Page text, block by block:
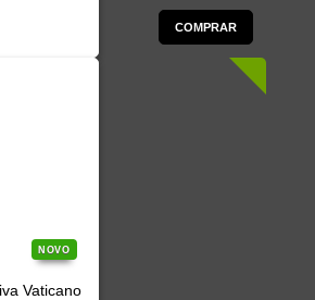
COMPRAR
NOVO
Vaticano